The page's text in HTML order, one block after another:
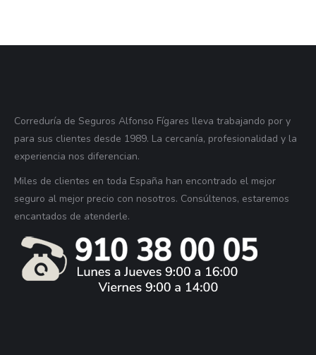
Correduría de Seguros Alfonso Fígares lleva trabajando por y
para sus clientes desde 1989. La cercanía, profesionalidad y la
experiencia nos diferencian.
Miles de clientes en toda España han encontrado el mejor
seguro al mejor precio con nosotros. Consúltenos, estaremos
encantados de atenderle.